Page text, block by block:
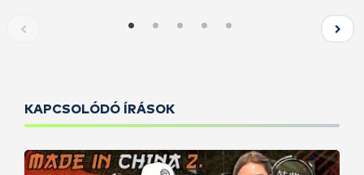
KAPCSOLÓDÓ ÍRÁSOK